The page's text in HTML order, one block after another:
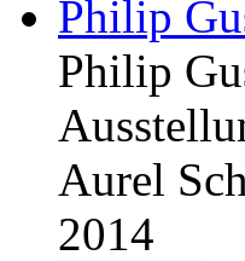
Philip
Philip
Aurel
2014